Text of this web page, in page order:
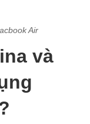
Air
và